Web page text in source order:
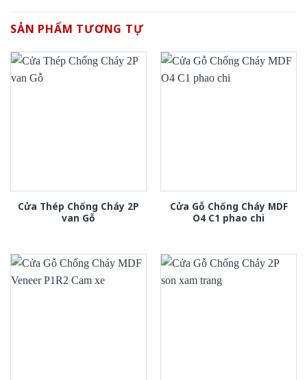
SẢN PHẨM TƯƠNG TỰ
Cửa Thép Chống Cháy 2P
van Gỗ
Cửa Gỗ Chống Cháy MDF
O4 C1 phao chi